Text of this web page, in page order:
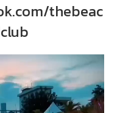
thebeac